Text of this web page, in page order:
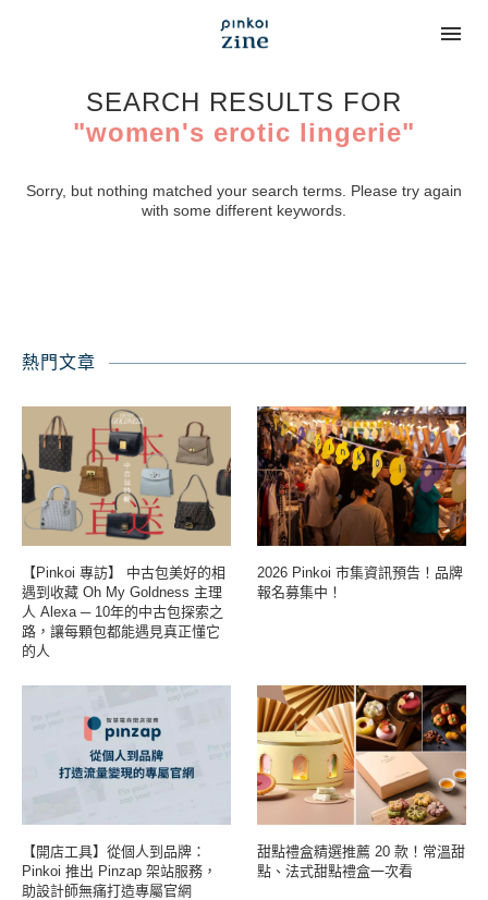
SEARCH RESULTS FOR
"women's erotic lingerie"
Sorry, but nothing matched your search terms. Please try again
with some different keywords.
熱門文章
【Pinkoi 專訪】 中古包美好的相
遇到收藏 Oh My Goldness 主理
人 Alexa ─ 10年的中古包探索之
路，讓每顆包都能遇見真正懂它
的人
2026 Pinkoi 市集資訊預告！品牌
報名募集中！
【開店工具】從個人到品牌：
Pinkoi 推出 Pinzap 架站服務，
助設計師無痛打造專屬官網
甜點禮盒精選推薦 20 款！常溫甜
點、法式甜點禮盒一次看